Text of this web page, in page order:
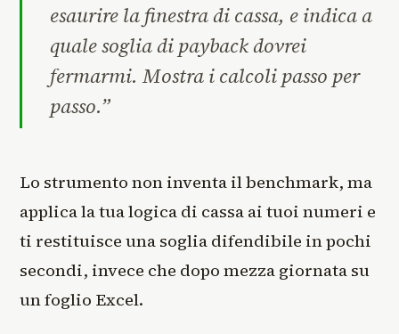
esaurire la finestra di cassa, e indica a
quale soglia di payback dovrei
fermarmi. Mostra i calcoli passo per
passo.”
Lo strumento non inventa il benchmark, ma
applica la tua logica di cassa ai tuoi numeri e
ti restituisce una soglia difendibile in pochi
secondi, invece che dopo mezza giornata su
un foglio Excel.